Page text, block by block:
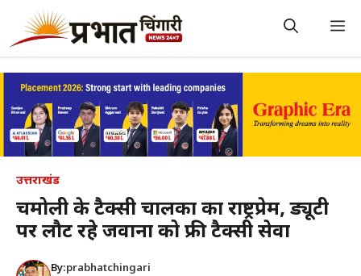
content
उत्तराखंड
चमोली के टैक्सी चालकों का राष्ट्रप्रेम, ड्यूटी
पर लौट रहे जवानों को फ्री टैक्सी सेवा
By:prabhatchingari